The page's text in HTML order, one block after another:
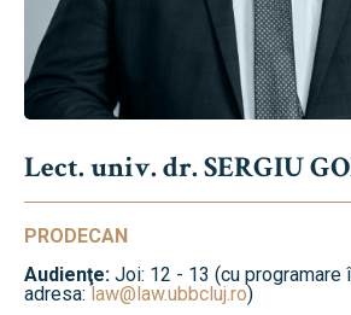
Lect. univ. dr. SERGIU
PRODECAN
Audienţe: Joi: 12 - 13 (cu programare
adresa:law@law.ubbcluj.ro)